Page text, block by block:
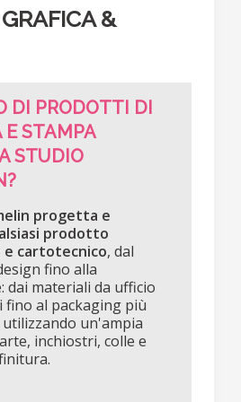
&
DI PRODOTTI DI
E STAMPA
STUDIO
progetta e
prodotto
cartotecnico, dal
fino alla
dai materiali da ufficio
fino al packaging più
un'ampia
inchiostri, colle e